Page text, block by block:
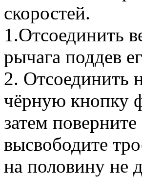
скоростей.
1.Отсоединить
рычага поддев
2. Отсоединить
чёрную кнопку
затем
высвободите
на половину не